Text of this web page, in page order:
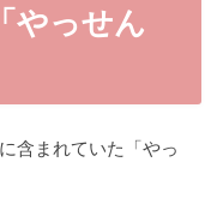
やっせん
含まれていた「やっ